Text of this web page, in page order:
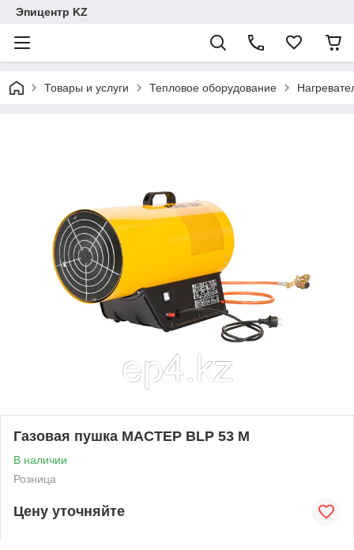
Эпицентр KZ
Товары и услуги Тепловое оборудование
Газовая пушка МАСТЕР BLP 53 M
В наличии
Розница
Цену уточняйте